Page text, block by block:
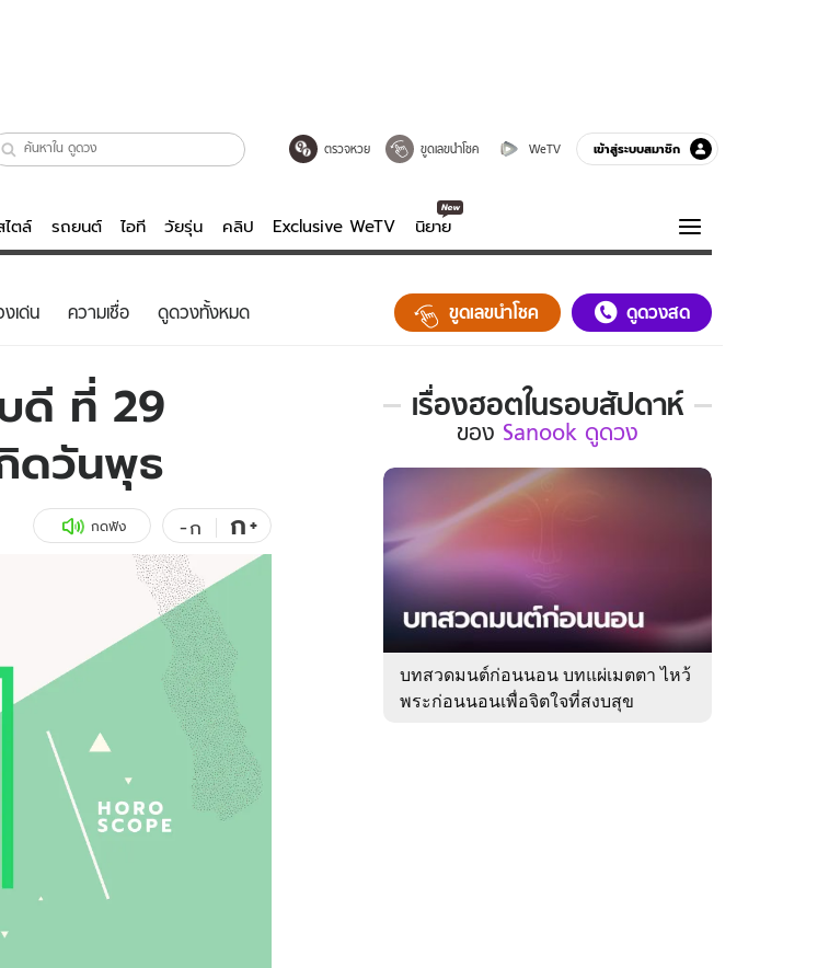
ตรวจหวย ขูดเลขนำโชค WeTV เข้าสู่ระบบสมาชิก
ไตล์ รถยนต์ ไอที วัยรุ่น คลิป Exclusive WeTV นิยาย
ไลฟ์สไตล์
วัยรุ่น
ไอที
รถยนต์
สุขภาพ
Sanook Choice
ดูทีวี
WeTV
ความรู้รอบตัว
ฮาวทู
เด่น ความเชื่อ ดูดวงทั้งหมด ขูดเลขนำโชค ดูดวงสด
ดี ที่ 29
ดวันพุธ
กดฟัง -ก ก+
เรื่องฮอตในรอบสัปดาห์
เรื่อง
ใน
รอบ
ของ
Sanook
ดูด
ของ Sanook ดูดวง
บทสวดมนต์ก่อนนอน บทแผ่เมตตา ไหว้
พระก่อนนอนเพื่อจิตใจที่สงบสุข